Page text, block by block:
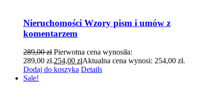
Nieruchomości Wzory pism i umów z
komentarzem
289,00zł Pierwotna cena wynosiła:
289,00 zł.254,00 złAktualna cena wynosi: 254,00 zł.
Dodaj do koszyka Details
Sale!